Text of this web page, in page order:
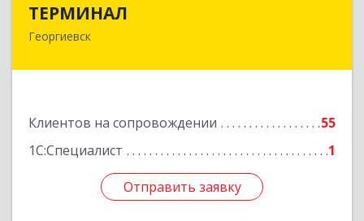
ТЕРМИНАЛ
Георгиевск
Клиентов на сопровождении
55
1С:Специалист
1
Отправить заявку
357820, Ставропольский край, Георгиевск г,
Отправить заявку